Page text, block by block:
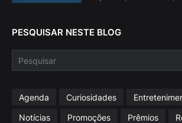
PESQUISAR NESTE BLOG
Agenda Curiosidades
Notícias
Promoções Prêmios